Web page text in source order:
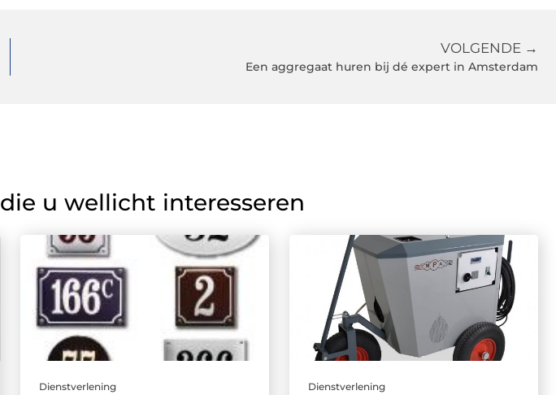
VOLGENDE →
Een aggregaat huren bij dé expert in Amsterdam
die u wellicht interesseren
Dienstverlening Dienstverlening